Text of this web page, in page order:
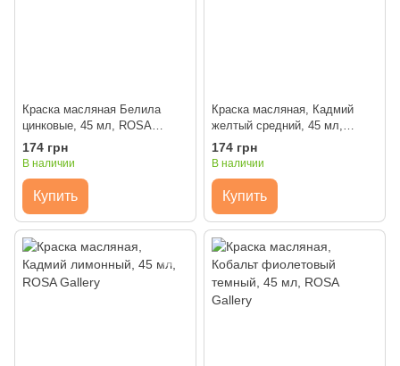
Краска масляная Белила
цинковые, 45 мл, ROSA
Gallery
174 грн
В наличии
Купить
Краска масляная, Кадмий
желтый средний, 45 мл,
ROSA Gallery
174 грн
В наличии
Купить